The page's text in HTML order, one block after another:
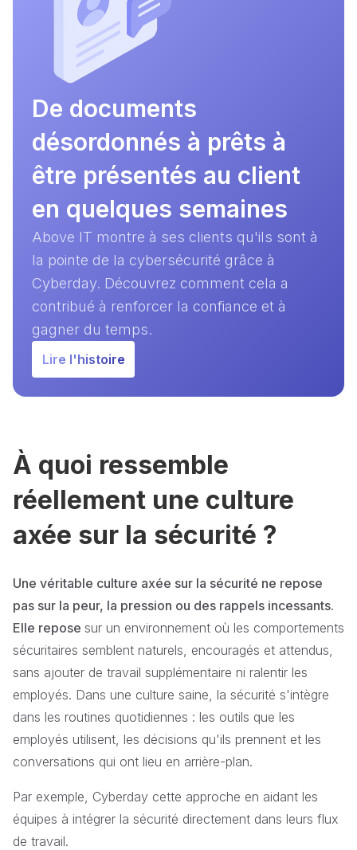
De documents
désordonnés à prêts à
être présentés au client
en quelques semaines
Above IT montre à ses clients qu'ils sont à
la pointe de la cybersécurité grâce à
Cyberday. Découvrez comment cela a
contribué à renforcer la confiance et à
gagner du temps.
Lire l'histoire
À quoi ressemble
réellement une culture
axée sur la sécurité ?
Une véritable culture axée sur la sécurité ne repose
pas sur la peur, la pression ou des rappels incessants.
Elle repose sur un environnement où les comportements
sécuritaires semblent naturels, encouragés et attendus,
sans ajouter de travail supplémentaire ni ralentir les
employés. Dans une culture saine, la sécurité s'intègre
dans les routines quotidiennes : les outils que les
employés utilisent, les décisions qu'ils prennent et les
conversations qui ont lieu en arrière-plan.
Par exemple, Cyberday cette approche en aidant les
équipes à intégrer la sécurité directement dans leurs flux
de travail.